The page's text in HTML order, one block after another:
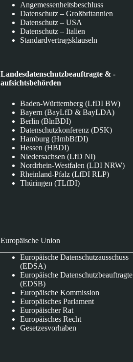
Angemessenheitsbeschluss
Datenschutz – Großbritannien
Datenschutz – USA
Datenschutz – Italien
Standardvertragsklauseln
Landesdatenschutzbeauftragte & -
aufsichtsbehörden
Baden-Württemberg (LfDI BW)
Bayern (BayLfD & BayLDA)
Berlin (BlnBDI)
Datenschutzkonferenz (DSK)
Hamburg (HmbBfDI)
Hessen (HBDI)
Niedersachsen (LfD NI)
Nordrhein-Westfalen (LDI NRW)
Rheinland-Pfalz (LfDI RLP)
Thüringen (TLfDI)
Europäische Union
Europäische Datenschutzausschuss
(EDSA)
Europäische Datenschutzbeauftragte
(EDSB)
Europäische Kommission
Europäisches Parlament
Europäischer Rat
Europäisches Recht
Gesetzesvorhaben